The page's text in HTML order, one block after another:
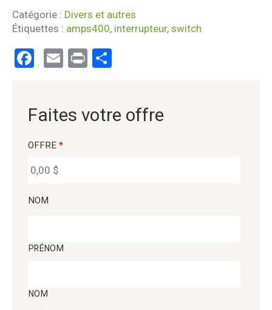
Catégorie : Divers et autres
Étiquettes : amps400, interrupteur, switch
Facebook
Email
Print
Faites votre offre
OFFRE *
NOM
PRÉNOM
NOM